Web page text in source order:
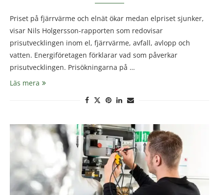
Priset på fjärrvärme och elnät ökar medan elpriset sjunker,
visar Nils Holgersson-rapporten som redovisar
prisutvecklingen inom el, fjärrvärme, avfall, avlopp och
vatten. Energiföretagen förklarar vad som påverkar
prisutvecklingen. Prisökningarna på …
Läs mera